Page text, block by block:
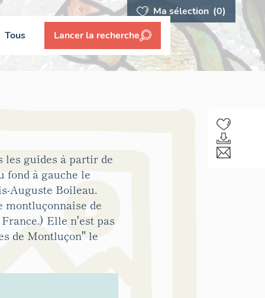
Ma sélection (0)
Tous
Lancer la recherche
les guides à partir de
fond à gauche le
Auguste Boileau.
de
Elle n'est pas
de Montluçon" le